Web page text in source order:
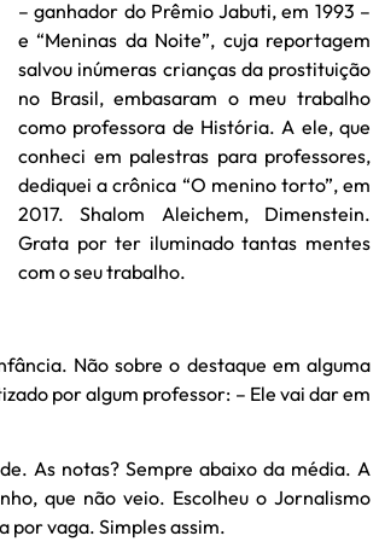
– ganhador do Prêmio Jabuti, em 1993 –
e “Meninas da Noite”, cuja reportagem
salvou inúmeras crianças da prostituição
no Brasil, embasaram o meu trabalho
como professora de História. A ele, que
conheci em palestras para professores,
dediquei a crônica “O menino torto”, em
2017. Shalom Aleichem, Dimenstein.
Grata por ter iluminado tantas mentes
com o seu trabalho.
Não sobre o destaque em alguma
por algum professor: – Ele vai dar em
As notas? Sempre abaixo da média. A
que não veio. Escolheu o Jornalismo
por vaga. Simples assim.